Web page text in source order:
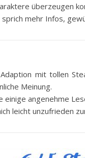
überzeugen
mehr Infos,
mit tollen
Meinung.
angenehme
leicht unzufrieden